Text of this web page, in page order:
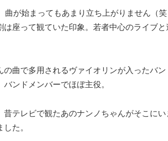
が始まってもあまり立ち上がりません（
座って観ていた印象。若者中心のライブ
曲で多用されるヴァイオリンが入ったバ
ンドメンバーでほぼ主役。
テレビで観たあのナンノちゃんがそこに
た。